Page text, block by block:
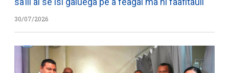
30/07/2026